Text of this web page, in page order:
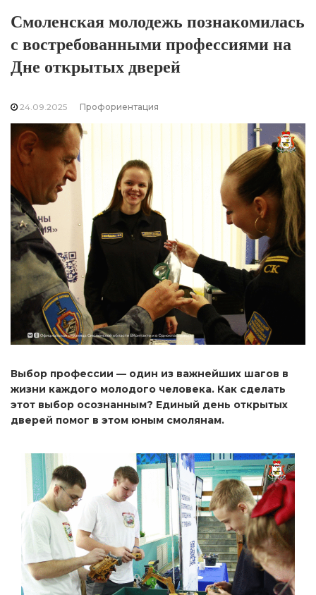
Смоленская молодежь познакомилась
с востребованными профессиями на
Дне открытых дверей
24.09.2025 Профориентация
Выбор профессии — один из важнейших шагов в
жизни каждого молодого человека. Как сделать
этот выбор осознанным? Единый день открытых
дверей помог в этом юным смолянам.